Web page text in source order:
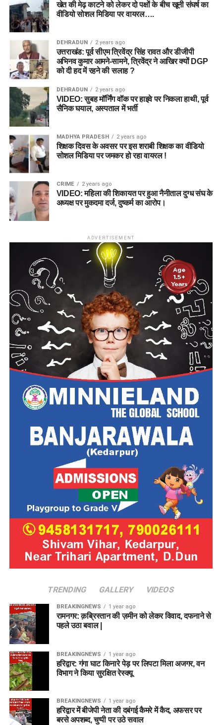
खेत की मेढ़ काटने को लेकर दो पक्षों के बीच खूनी संघर्ष का
वीडियो सोशल मिडिया पर वायरल….
DEHRADUN 2 years ago
उत्तराखंड: पूर्व सीएम त्रिवेंद्र सिंह रावत और डीजीपी
अभिनव कुमार आमने-सामने, त्रिवेंद्र ने आखिर क्यों DGP
को दी हद में रहने की सलाह ?
DEHRADUN 2 years ago
VIDEO: सुबह मॉर्निंग वॉक पर हाइवे पर निकला हाथी, पूर्व
सैनिक घयाल, अस्पताल में भर्ती
MADHYA PRADESH 2 years ago
शिक्षक दिवस के अवसर पर इस शराबी शिक्षक का वीडियो
सोशल मिडिया पर जमकर हो रहा वायरल !
CRIME 2 years ago
VIDEO: महिला की शिकायत पर हुआ नैनीताल दुग्ध संघ के
अध्यक्ष पर मुकदमा दर्ज, दुष्कर्म का आरोप।
ADVERTISEMENT
TRENDING GALLERY VIDEOS
BREAKINGNEWS 1 year ago
रामनगर: क़ब्रिस्तान की ज़मीन को लेकर विवाद, दफनाने से
पहले उठा बवाल |
BREAKINGNEWS 1 year ago
हरिद्वार: गंगा घाट किनारे पेड़ पर लिपटा मिला अजगर, वन
विभाग ने किया सुरक्षित रेस्क्यू
BREAKINGNEWS 1 year ago
हरिद्वार में बीजेपी नेता की दबंगई कैमरे में कैद, अफसर पर
बरसे अपशब्द, चुप्पी पर उठे सवाल